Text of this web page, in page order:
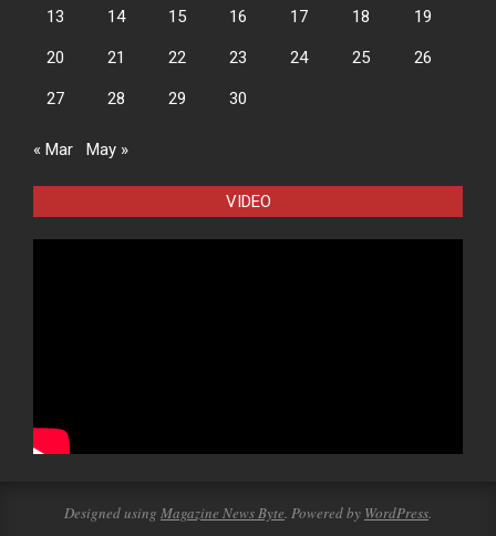
13 14 15 16 17 18 19
20 21 22 23 24 25 26
27 28 29 30
« Mar May »
VIDEO
Designed using Magazine News Byte. Powered by WordPress.